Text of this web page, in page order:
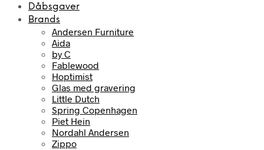
Dåbsgaver
Brands
Andersen Furniture
Aida
by C
Fablewood
Hoptimist
Glas med gravering
Little Dutch
Spring Copenhagen
Piet Hein
Nordahl Andersen
Zippo